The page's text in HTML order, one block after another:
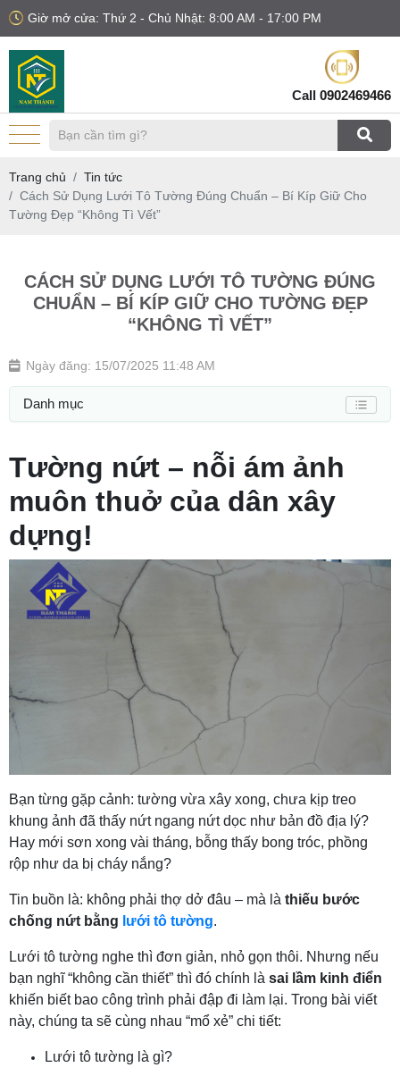
Giờ mở cửa: Thứ 2 - Chủ Nhật: 8:00 AM - 17:00 PM
Call 0902469466
Trang chủ
Tin tức
Cách Sử Dụng Lưới Tô Tường Đúng Chuẩn – Bí Kíp Giữ Cho
Tường Đẹp “Không Tì Vết”
CÁCH SỬ DỤNG LƯỚI TÔ TƯỜNG ĐÚNG
CHUẨN – BÍ KÍP GIỮ CHO TƯỜNG ĐẸP
“KHÔNG TÌ VẾT”
Ngày đăng: 15/07/2025 11:48 AM
Danh mục
Tường nứt – nỗi ám ảnh
muôn thuở của dân xây
dựng!
Bạn từng gặp cảnh: tường vừa xây xong, chưa kịp treo
khung ảnh đã thấy nứt ngang nứt dọc như bản đồ địa lý?
Hay mới sơn xong vài tháng, bỗng thấy bong tróc, phồng
rộp như da bị cháy nắng?
Tin buồn là: không phải thợ dở đâu – mà là thiếu bước
chống nứt bằng lưới tô tường.
Lưới tô tường nghe thì đơn giản, nhỏ gọn thôi. Nhưng nếu
bạn nghĩ “không cần thiết” thì đó chính là sai lầm kinh điển
khiến biết bao công trình phải đập đi làm lại. Trong bài viết
này, chúng ta sẽ cùng nhau “mổ xẻ” chi tiết:
Lưới tô tường là gì?